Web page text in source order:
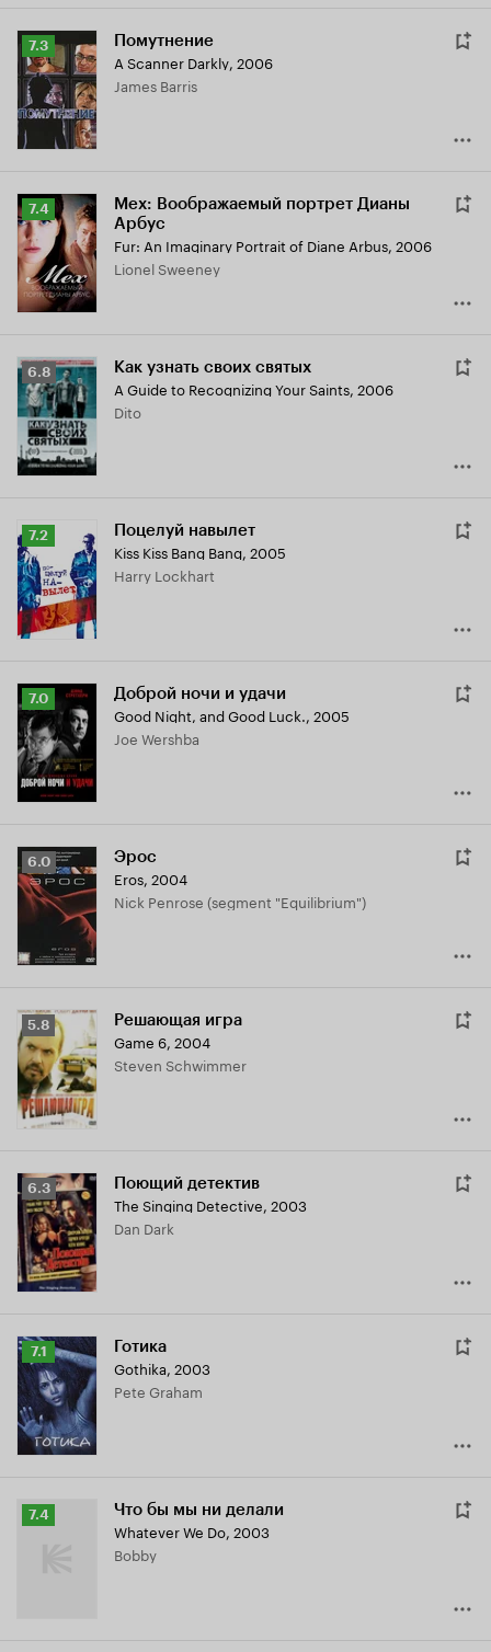
Рейтинг
Кинопоиска
7.3
7.3 Помутнение
A Scanner Darkly, 2006
James Barris
Рейтинг
Кинопоиска
7.4
7.4
Мех: Воображаемый портрет Дианы
Арбус
Fur: An Imaginary Portrait of Diane Arbus, 2006
Lionel Sweeney
Рейтинг
Кинопоиска
6.8
6.8 Как узнать своих святых
A Guide to Recognizing Your Saints, 2006
Dito
Рейтинг
Кинопоиска
7.2
7.2 Поцелуй навылет
Kiss Kiss Bang Bang, 2005
Harry Lockhart
Рейтинг
Кинопоиска
7.0
7.0 Доброй ночи и удачи
Good Night, and Good Luck., 2005
Joe Wershba
Рейтинг
Кинопоиска
6.0
6.0 Эрос
Eros, 2004
Nick Penrose (segment "Equilibrium")
Рейтинг
Кинопоиска
5.8
5.8 Решающая игра
Game 6, 2004
Steven Schwimmer
Рейтинг
Кинопоиска
6.3
6.3 Поющий детектив
The Singing Detective, 2003
Dan Dark
Рейтинг
Кинопоиска
7.1
7.1 Готика
Gothika, 2003
Pete Graham
Рейтинг
7.4 Что бы мы ни делали
Whatever We Do, 2003
Bobby